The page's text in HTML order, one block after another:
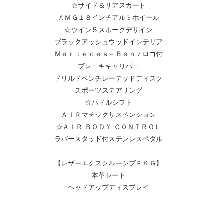
☆サイド＆リアスカート
ＡＭＧ１８インチアルミホイール
☆ツイン５スポークデザイン
ブラックアッシュウッドインテリア
Ｍｅｒｃｅｄｅｓ－Ｂｅｎｚロゴ付
ブレーキキャリパー
ドリルドベンチレーテッドディスク
スポーツステアリング
☆パドルシフト
ＡＩＲマチックサスペンション
☆ＡＩＲ ＢＯＤＹ ＣＯＮＴＲＯＬ
ラバースタッド付ステンレスペダル
【レザーエクスクルーシブＰＫＧ】
本革シート
ヘッドアップディスプレイ